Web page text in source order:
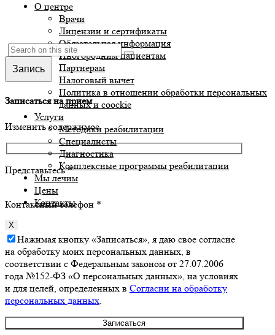
О центре
Врачи
Лицензии и сертификаты
Обязательная информация
Иногородним пациентам
Партнерам
Налоговый вычет
Политика в отношении обработки персональных
данных и coockie
Услуги
Методики реабилитации
Специалисты
Диагностика
Комплексные программы реабилитации
Мы лечим
Цены
Контакты
X
Запись
Записаться на прием
Изменить содержимое
Представьтесь *
Контактный телефон *
Нажимая кнопку «Записаться», я даю свое согласие
на обработку моих персональных данных, в
соответствии с Федеральным законом от 27.07.2006
года №152-ФЗ «О персональных данных», на условиях
и для целей, определенных в Согласии на обработку
персональных данных.